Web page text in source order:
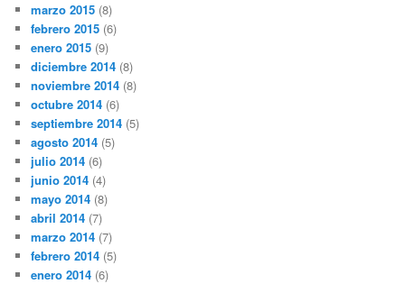
marzo 2015 (8)
febrero 2015 (6)
enero 2015 (9)
diciembre 2014 (8)
noviembre 2014 (8)
octubre 2014 (6)
septiembre 2014 (5)
agosto 2014 (5)
julio 2014 (6)
junio 2014 (4)
mayo 2014 (8)
abril 2014 (7)
marzo 2014 (7)
febrero 2014 (5)
enero 2014 (6)